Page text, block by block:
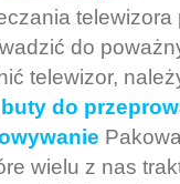
telewizora
do
telewizor,
do
wielu z nas